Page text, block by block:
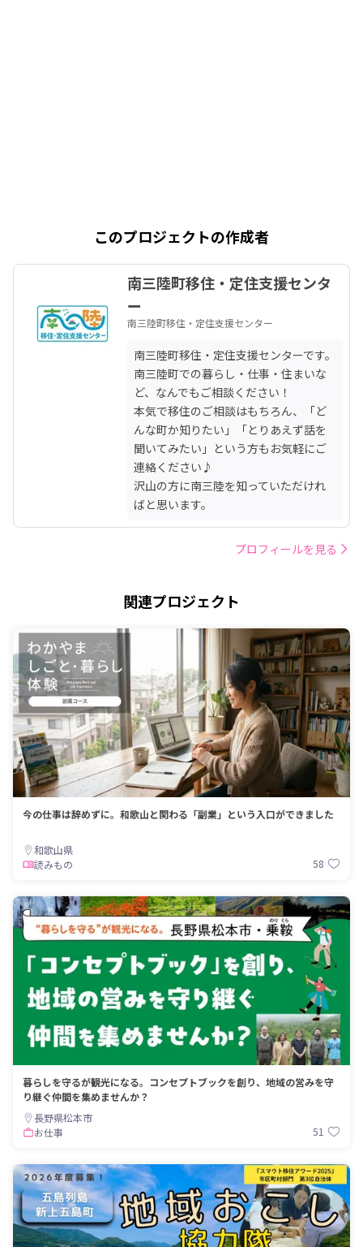
このプロジェクトの作成者
南三陸町移住・定住支援センタ
ー
南三陸町移住・定住支援センター
南三陸町移住・定住支援センターです。
南三陸町での暮らし・仕事・住まいな
ど、なんでもご相談ください！
本気で移住のご相談はもちろん、「ど
んな町か知りたい」「とりあえず話を
聞いてみたい」という方もお気軽にご
連絡ください♪
沢山の方に南三陸を知っていただけれ
ばと思います。
プロフィールを見る
関連プロジェクト
今の仕事は辞めずに。和歌山と関わる「副業」という入口ができました
和歌山県
読みもの
58
暮らしを守るが観光になる。コンセプトブックを創り、地域の営みを守
り継ぐ仲間を集めませんか？
長野県松本市
お仕事
51